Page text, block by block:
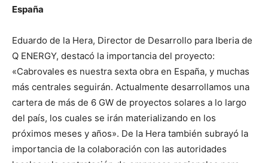
España
Eduardo de la Hera, Director de Desarrollo para Iberia de
Q ENERGY, destacó la importancia del proyecto:
«Cabrovales es nuestra sexta obra en España, y muchas
más centrales seguirán. Actualmente desarrollamos una
cartera de más de 6 GW de proyectos solares a lo largo
del país, los cuales se irán materializando en los
próximos meses y años». De la Hera también subrayó la
importancia de la colaboración con las autoridades